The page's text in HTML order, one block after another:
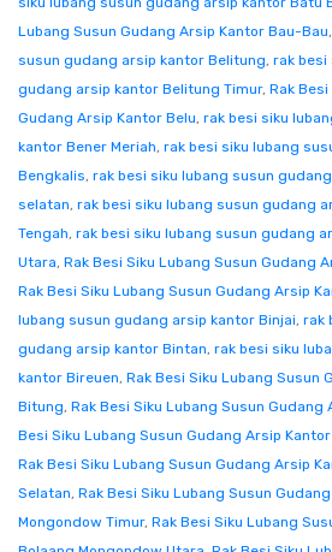
Lubang Susun Gudang Arsip Kantor Bau-Bau,
susun gudang arsip kantor Belitung, rak besi
gudang arsip kantor Belitung Timur, Rak
Gudang Arsip Kantor Belu, rak besi siku
kantor Bener Meriah, rak besi siku lubang
Bengkalis, rak besi siku lubang susun
selatan, rak besi siku lubang susun gudang
Tengah, rak besi siku lubang susun gudang
Utara, Rak Besi Siku Lubang Susun Gudang
Rak Besi Siku Lubang Susun Gudang Arsip
lubang susun gudang arsip kantor Binjai, rak
gudang arsip kantor Bintan, rak besi siku
kantor Bireuen, Rak Besi Siku Lubang Susun
Bitung, Rak Besi Siku Lubang Susun Gudang
Besi Siku Lubang Susun Gudang Arsip
Rak Besi Siku Lubang Susun Gudang Arsip
Selatan, Rak Besi Siku Lubang Susun
Mongondow Timur, Rak Besi Siku Lubang